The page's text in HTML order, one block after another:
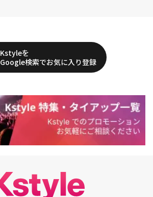
Kstyleを
Google検索でお気に入り登録